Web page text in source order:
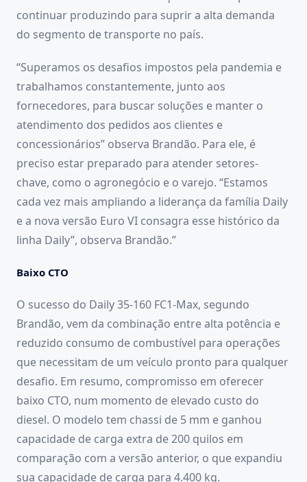
continuar produzindo para suprir a alta demanda
do segmento de transporte no país.
“Superamos os desafios impostos pela pandemia e
trabalhamos constantemente, junto aos
fornecedores, para buscar soluções e manter o
atendimento dos pedidos aos clientes e
concessionários” observa Brandão. Para ele, é
preciso estar preparado para atender setores-
chave, como o agronegócio e o varejo. “Estamos
cada vez mais ampliando a liderança da família Daily
e a nova versão Euro VI consagra esse histórico da
linha Daily”, observa Brandão.”
Baixo CTO
O sucesso do Daily 35-160 FC1-Max, segundo
Brandão, vem da combinação entre alta potência e
reduzido consumo de combustível para operações
que necessitam de um veículo pronto para qualquer
desafio. Em resumo, compromisso em oferecer
baixo CTO, num momento de elevado custo do
diesel. O modelo tem chassi de 5 mm e ganhou
capacidade de carga extra de 200 quilos em
comparação com a versão anterior, o que expandiu
sua capacidade de carga para 4.400 kg.